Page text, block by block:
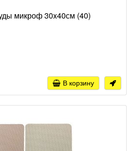
микроф 30x40см (40)
В корзину